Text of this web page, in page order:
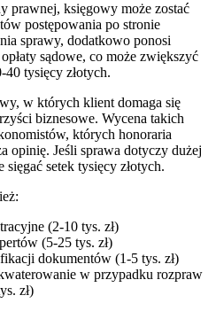
prawnej, księgowy może zostać
postępowania po stronie
sprawy, dodatkowo ponosi
sądowe, co może zwiększyć
tysięcy złotych.
w których klient domaga się
biznesowe. Wycena takich
których honoraria
opinię. Jeśli sprawa dotyczy dużej
setek tysięcy złotych.
(2-10 tys. zł)
(5-25 tys. zł)
dokumentów (1-5 tys. zł)
w przypadku rozpraw
zł)